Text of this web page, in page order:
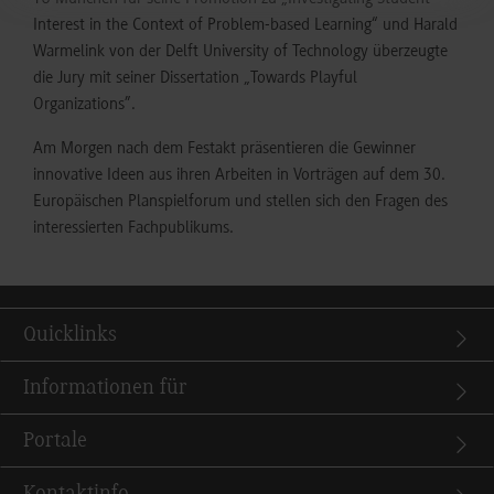
Interest in the Context of Problem-based Learning“ und Harald
Warmelink von der Delft University of Technology überzeugte
die Jury mit seiner Dissertation „Towards Playful
Organizations”.
Am Morgen nach dem Festakt präsentieren die Gewinner
innovative Ideen aus ihren Arbeiten in Vorträgen auf dem 30.
Europäischen Planspielforum und stellen sich den Fragen des
interessierten Fachpublikums.
Quicklinks
Informationen für
Portale